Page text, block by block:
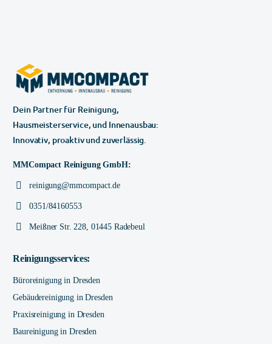
Dein Partner für Reinigung,
Hausmeisterservice, und Innenausbau:
Innovativ, proaktiv und zuverlässig.
MMCompact Reinigung GmbH:
reinigung@mmcompact.de
0351/84160553
Meißner Str. 228, 01445 Radebeul
Reinigungsservices:
Büroreinigung in Dresden
Gebäudereinigung in Dresden
Praxisreinigung in Dresden
Baureinigung in Dresden